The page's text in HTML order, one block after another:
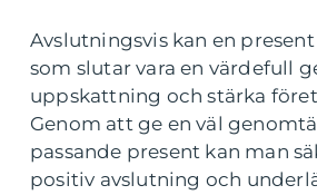
Avslutningsvis kan en
som slutar vara en värdefull
uppskattning och stärka
Genom att ge en väl
passande present kan man
positiv avslutning och